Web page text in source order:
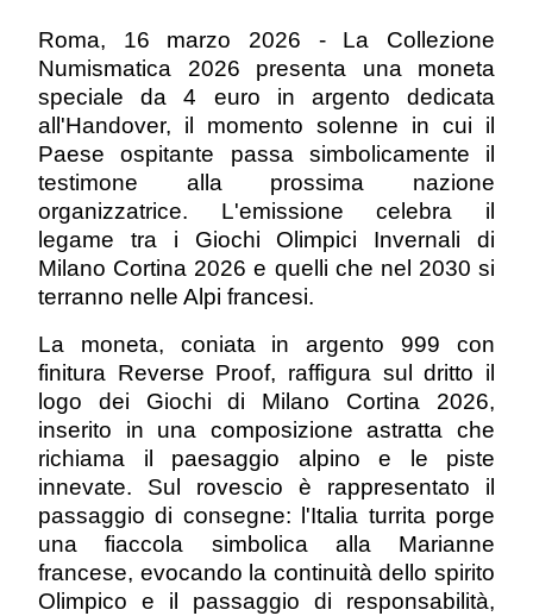
Roma, 16 marzo 2026 - La Collezione
Numismatica 2026 presenta una moneta
speciale da 4 euro in argento dedicata
all'Handover, il momento solenne in cui il
Paese ospitante passa simbolicamente il
testimone alla prossima nazione
organizzatrice. L'emissione celebra il
legame tra i Giochi Olimpici Invernali di
Milano Cortina 2026 e quelli che nel 2030 si
terranno nelle Alpi francesi.
La moneta, coniata in argento 999 con
finitura Reverse Proof, raffigura sul dritto il
logo dei Giochi di Milano Cortina 2026,
inserito in una composizione astratta che
richiama il paesaggio alpino e le piste
innevate. Sul rovescio è rappresentato il
passaggio di consegne: l'Italia turrita porge
una fiaccola simbolica alla Marianne
francese, evocando la continuità dello spirito
Olimpico e il passaggio di responsabilità,